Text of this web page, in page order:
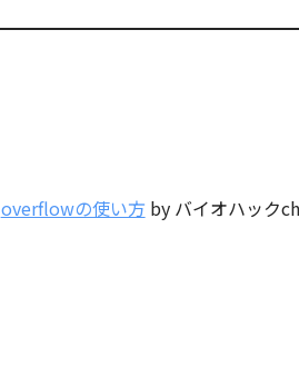
overflowの使い方 by バイオハック